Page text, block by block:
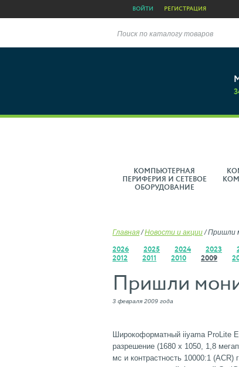
ВОЙТИ РЕГИСТРАЦИЯ
Поиск по каталогу товаров
КОМПЬЮТЕРНАЯ
ПЕРИФЕРИЯ И СЕТЕВОЕ
ОБОРУДОВАНИЕ
Главная /Новости и акции /Пришли
2026 2025 2024 2023
2012
2011 2010 2009
Пришли
3 февраля 2009 года
Широкоформатный iiyama ProLite
разрешение (1680 x 1050, 1,8
мс и контрастность 10000:1